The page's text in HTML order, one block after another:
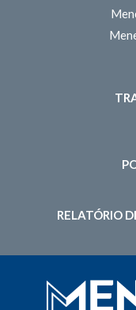
RELATÓRIO